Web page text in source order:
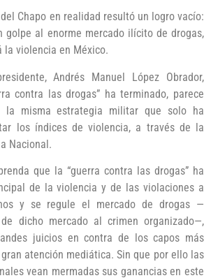
Chapo en realidad resultó un logro vacío:
golpe al enorme mercado ilícito de drogas,
violencia en México.
Andrés Manuel López Obrador,
contra las drogas” ha terminado, parece
la misma estrategia militar que solo ha
los índices de violencia, a través de la
Nacional.
que la “guerra contra las drogas” ha
de la violencia y de las violaciones a
y se regule el mercado de drogas —
dicho mercado al crimen organizado—,
juicios en contra de los capos más
atención mediática. Sin que por ello las
vean mermadas sus ganancias en este